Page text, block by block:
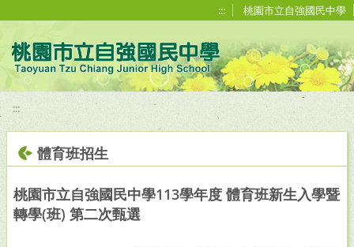
::: 桃園市立自強國民中學
:::
體育班招生
桃園市立自強國民中學113學年度 體育班新生入學暨
轉學(班) 第二次甄選